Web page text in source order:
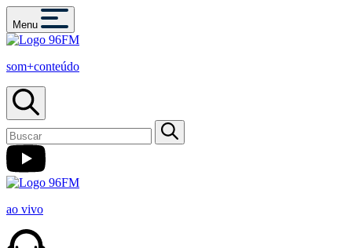
Menu
som+conteúdo
ao vivo